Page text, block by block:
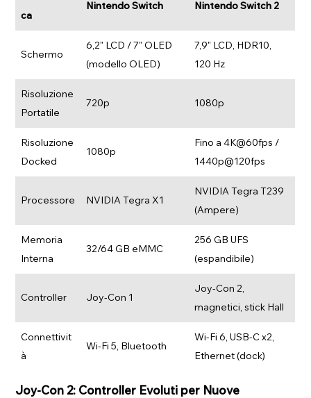
ca
Nintendo Switch Nintendo Switch 2
Schermo
6,2" LCD / 7" OLED
(modello OLED)
7,9" LCD, HDR10,
120 Hz
Risoluzione
Portatile
720p 1080p
Risoluzione
Docked
1080p
Fino a 4K@60fps /
1440p@120fps
Processore NVIDIA Tegra X1
NVIDIA Tegra T239
(Ampere)
Memoria
Interna
32/64 GB eMMC
256 GB UFS
(espandibile)
Controller Joy-Con 1
Joy-Con 2,
magnetici, stick Hall
Connettivit
à
Wi-Fi 5, Bluetooth
Wi-Fi 6, USB-C x2,
Ethernet (dock)
Joy-Con 2: Controller Evoluti per Nuove